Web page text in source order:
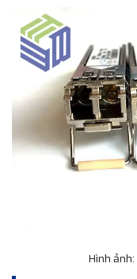
Hình ảnh: